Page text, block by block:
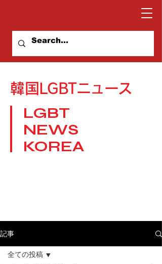
​韓国LGBTニュース
LGBT
NEWS
KOREA
記事
全ての投稿